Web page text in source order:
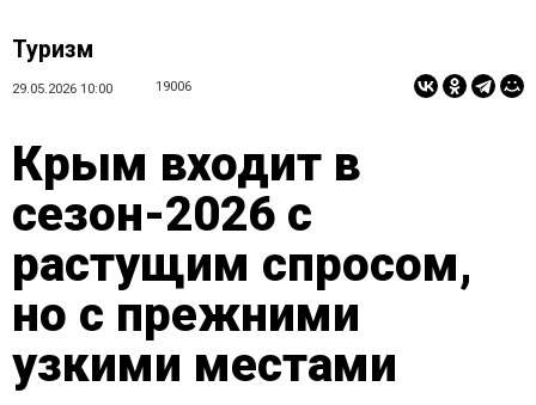
Туризм
29.05.2026 10:00 19006
Крым входит в
сезон-2026 с
растущим спросом,
но с прежними
узкими местами